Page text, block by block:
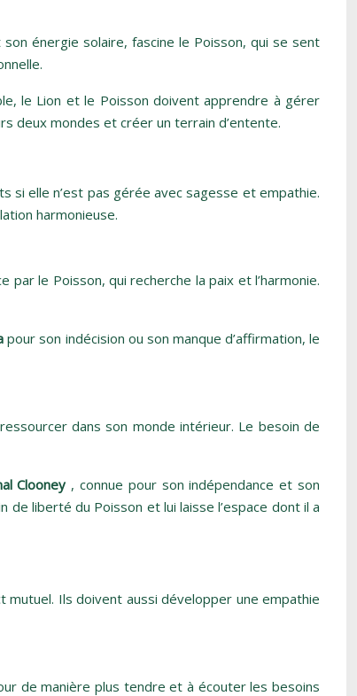
énergie solaire, fascine le Poisson, qui se sent
le Lion et le Poisson doivent apprendre à gérer
deux mondes et créer un terrain d’entente.
si elle n’est pas gérée avec sagesse et empathie.
harmonieuse.
le Poisson, qui recherche la paix et l’harmonie.
pour son indécision ou son manque d’affirmation, le
dans son monde intérieur. Le besoin de
Clooney , connue pour son indépendance et son
liberté du Poisson et lui laisse l’espace dont il a
mutuel. Ils doivent aussi développer une empathie
de manière plus tendre et à écouter les besoins